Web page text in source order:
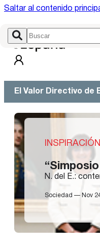
Saltar al contenido
El Valor Directivo de
INSPIRACIÓN
N. del E.:
Sociedad — Nov